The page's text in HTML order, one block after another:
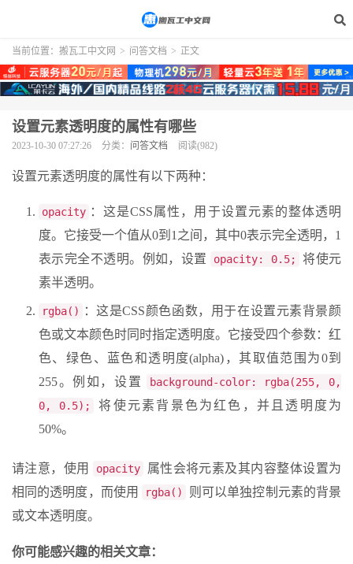
当前位置： 搬瓦工中文网 > 问答文档 > 正文
设置元素透明度的属性有哪些
2023-10-30 07:27:26 分类： 问答文档 阅读(982)
设置元素透明度的属性有以下两种：
opacity ：这是CSS属性，用于设置元素的整体透明
度。它接受一个值从0到1之间，其中0表示完全透明，1
表示完全不透明。例如，设置
opacity: 0.5;
将使元
素半透明。
rgba()
：这是CSS颜色函数，用于在设置元素背景颜
色或文本颜色时同时指定透明度。它接受四个参数：红
色、绿色、蓝色和透明度(alpha)，其取值范围为0到
255。例如，设置
background-color: rgba(255, 0,
0, 0.5);
将使元素背景色为红色，并且透明度为
50%。
请注意，使用 opacity
属性会将元素及其内容整体设置为
相同的透明度，而使用
rgba()
则可以单独控制元素的背景
或文本透明度。
你可能感兴趣的相关文章：